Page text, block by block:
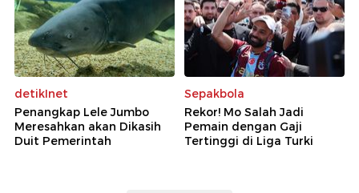
detikInet
Penangkap Lele Jumbo
Meresahkan akan Dikasih
Duit Pemerintah
Sepakbola
Rekor! Mo Salah Jadi
Pemain dengan Gaji
Tertinggi di Liga Turki